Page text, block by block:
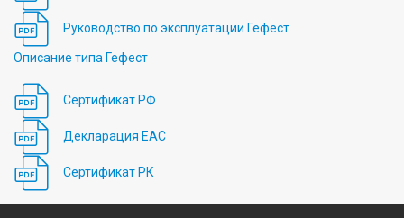
Руководство по эксплуатации Гефест
Описание типа Гефест
Сертификат РФ
Декларация EAC
Сертификат РК